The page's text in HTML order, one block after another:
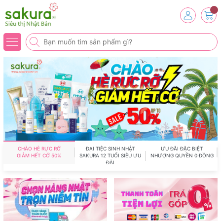
CHÀO HÈ RỰC RỠ
GIẢM HẾT CỠ 50%
ĐẠI TIỆC SINH NHẬT
SAKURA 12 TUỔI SIÊU ƯU
ĐÃI
ƯU ĐÃI ĐẶC BIỆT
NHƯỢNG QUYỀN 0 ĐỒNG